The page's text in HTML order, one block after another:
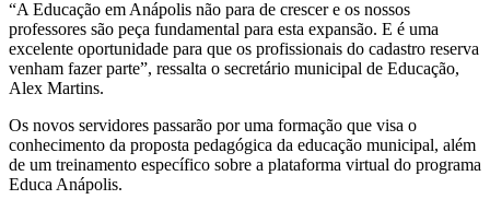
“A Educação em Anápolis não para de crescer e os nossos
professores são peça fundamental para esta expansão. E é uma
excelente oportunidade para que os profissionais do cadastro reserva
venham fazer parte”, ressalta o secretário municipal de Educação,
Alex Martins.
Os novos servidores passarão por uma formação que visa o
conhecimento da proposta pedagógica da educação municipal, além
de um treinamento específico sobre a plataforma virtual do programa
Educa Anápolis.